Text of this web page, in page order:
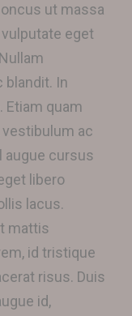
ut massa
eget
blandit. In
Etiam quam
ac
augue cursus
libero
lacus.
mattis
id tristique
risus. Duis
id,